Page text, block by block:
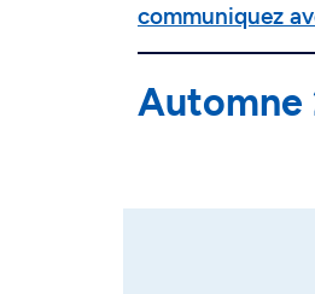
communiquez
Automne